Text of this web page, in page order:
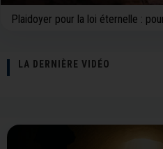
Plaidoyer pour la loi éternelle :
LA DERNIÈRE VIDÉO